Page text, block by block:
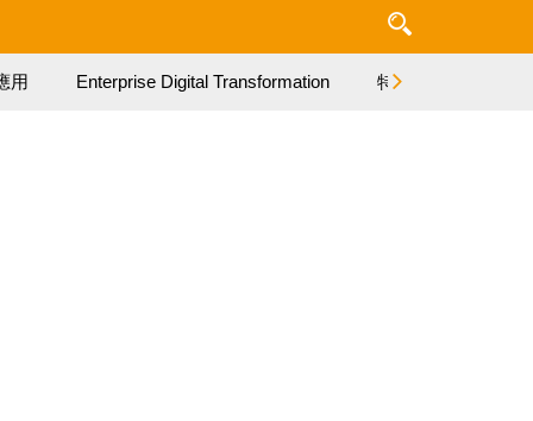
用 Enterprise Digital Transformation 特集